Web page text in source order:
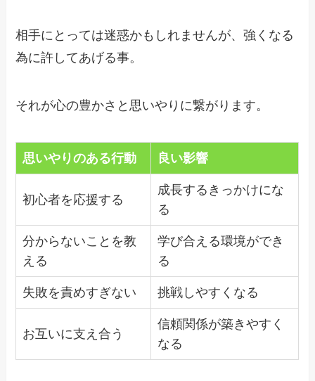
相手にとっては迷惑かもしれませんが、強くなる
為に許してあげる事。
それが心の豊かさと思いやりに繋がります。
思いやりのある行動 良い影響
初心者を応援する
成長するきっかけにな
る
分からないことを教
える
学び合える環境ができ
る
失敗を責めすぎない 挑戦しやすくなる
お互いに支え合う
信頼関係が築きやすく
なる